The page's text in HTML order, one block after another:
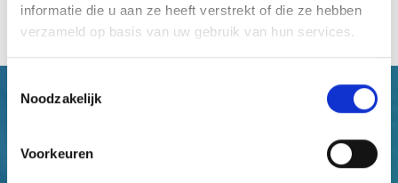
informatie die u aan ze heeft verstrekt of die ze hebben
verzameld op basis van uw gebruik van hun services.
Noodzakelijk
Voorkeuren
ACTUEEL